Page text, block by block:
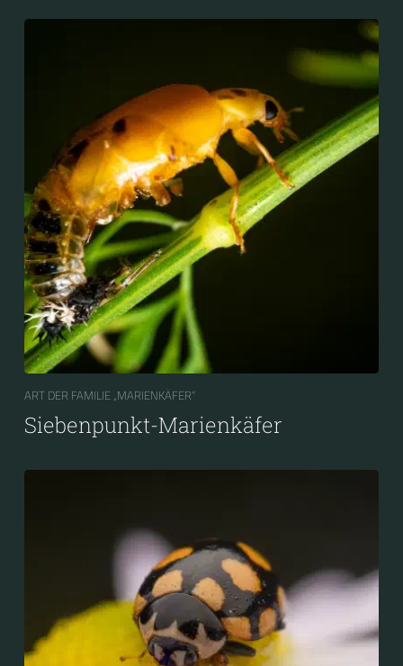
ART DER FAMILIE „MARIENKÄFER“
Siebenpunkt-Marienkäfer